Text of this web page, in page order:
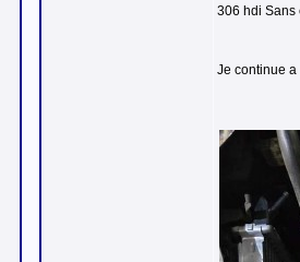
306 hdi Sans
Je continue